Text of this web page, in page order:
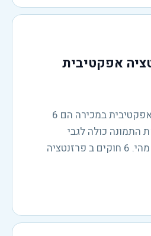
אפקטיבית
6 חוקים ב פרזנטציה אפקטיבית במכירה הם 6
התמונה כולה לגבי
פרזנטציה אפקטיבית מהי. 6 חוקים ב פרזנטציה